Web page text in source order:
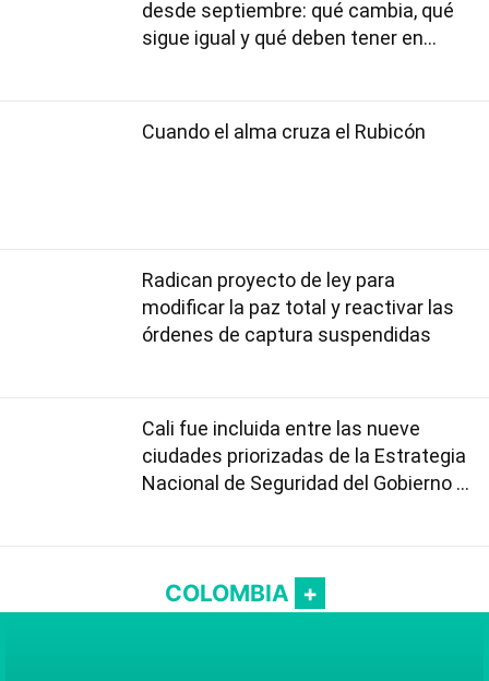
desde septiembre: qué cambia, qué
sigue igual y qué deben tener en
Cuando el alma cruza el Rubicón
Radican proyecto de ley para
modificar la paz total y reactivar las
órdenes de captura suspendidas
Cali fue incluida entre las nueve
ciudades priorizadas de la Estrategia
Nacional de Seguridad del Gobierno de
COLOMBIA